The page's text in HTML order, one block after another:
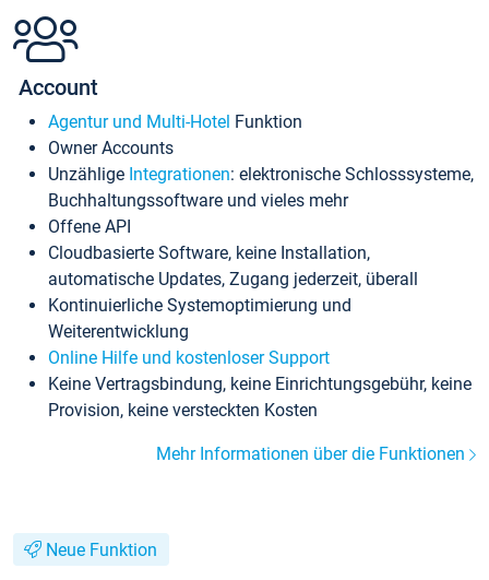
Account
Agentur und Multi-Hotel Funktion
Owner Accounts
Unzählige Integrationen: elektronische Schlosssysteme,
Buchhaltungssoftware und vieles mehr
Offene API
Cloudbasierte Software, keine Installation,
automatische Updates, Zugang jederzeit, überall
Kontinuierliche Systemoptimierung und
Weiterentwicklung
Online Hilfe und kostenloser Support
Keine Vertragsbindung, keine Einrichtungsgebühr, keine
Provision, keine versteckten Kosten
Mehr Informationen über die Funktionen
Neue Funktion